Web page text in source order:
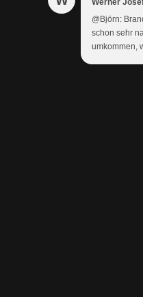
Werner
@Björn:
schon sehr
umkommen,